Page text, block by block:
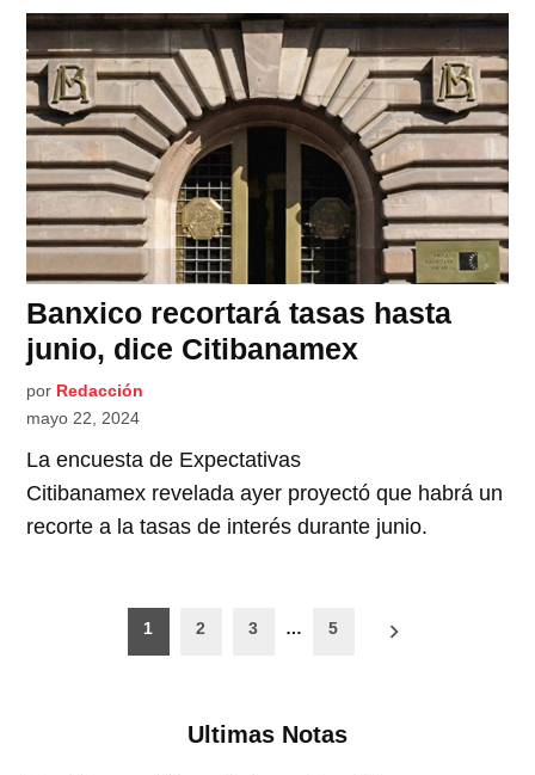
Banxico recortará tasas hasta
junio, dice Citibanamex
por Redacción
mayo 22, 2024
La encuesta de Expectativas
Citibanamex revelada ayer proyectó que habrá un
recorte a la tasas de interés durante junio.
Paginación
1 2 3 … 5
Ultimas Notas